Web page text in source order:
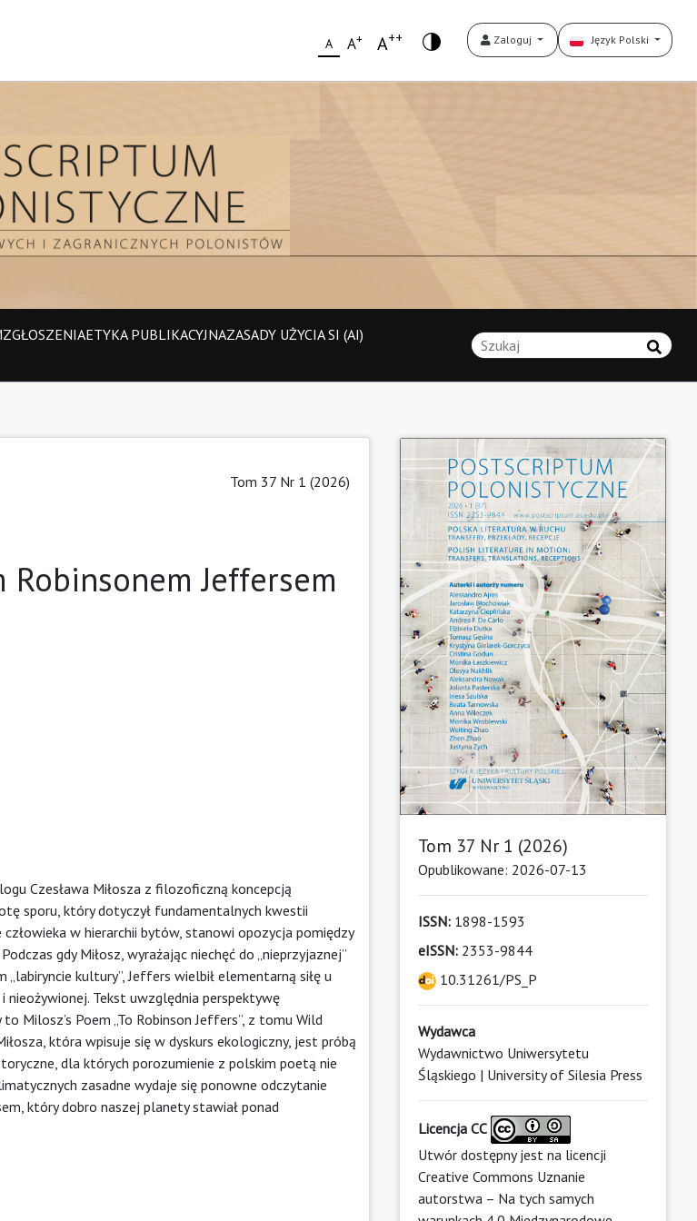
A A+ A++ Zaloguj Język Polski
ZGŁOSZENIAETYKA PUBLIKACYJNAZASADY UŻYCIA SI (AI)
Tom 37 Nr 1 (2026)
Robinsonem Jeffersem
Czesława Miłosza z filozoficzną koncepcją
sporu, który dotyczył fundamentalnych kwestii
w hierarchii bytów, stanowi opozycja pomiędzy
gdy Miłosz, wyrażając niechęć do „nieprzyjaznej”
kultury”, Jeffers wielbił elementarną siłę u
Tekst uwzględnia perspektywę
Milosz’s Poem „To Robinson Jeffers”, z tomu Wild
która wpisuje się w dyskurs ekologiczny, jest próbą
dla których porozumienie z polskim poetą nie
zasadne wydaje się ponowne odczytanie
który dobro naszej planety stawiał ponad
Tom 37 Nr 1 (2026)
Opublikowane: 2026-07-13
ISSN:1898-1593
eISSN:2353-9844
10.31261/PS_P
Wydawca
Wydawnictwo Uniwersytetu
Śląskiego | University of Silesia Press
Licencja CC
Utwór dostępny jest na licencji
Creative Commons Uznanie
autorstwa – Na tych samych